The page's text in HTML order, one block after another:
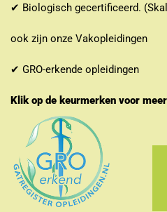
✔ Biologisch gecertificeerd.
ook zijn onze Vakopleidingen
✔ GRO-erkende opleidingen
Klik op de keurmerken voor